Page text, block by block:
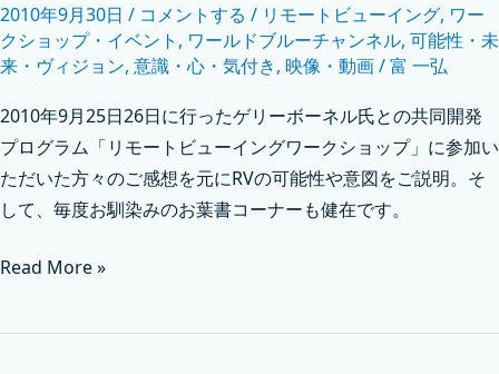
2010年9月30日 / コメントする / リモートビューイング, ワー
クショップ・イベント , ワールドブルーチャンネル, 可能性・未
来・ヴィジョン, 意識・心・気付き, 映像・動画/富 一弘
2010年9月25日26日に行ったゲリーボーネル氏との共同開発
プログラム「リモートビューイングワークショップ」に参加い
ただいた方々のご感想を元にRVの可能性や意図をご説明。そ
して、毎度お馴染みのお葉書コーナーも健在です。
Read More »